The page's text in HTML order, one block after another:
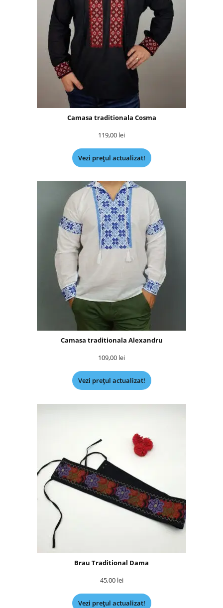
Camasa traditionala Cosma
119,00 lei
Vezi prețul actualizat!
Camasa traditionala Alexandru
109,00 lei
Vezi prețul actualizat!
Brau Traditional Dama
45,00 lei
Vezi prețul actualizat!